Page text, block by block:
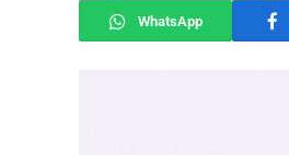
WhatsApp